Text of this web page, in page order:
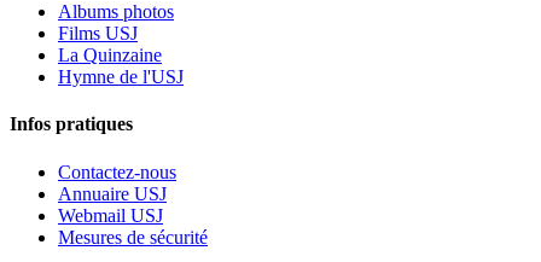
Albums photos
Films USJ
La Quinzaine
Hymne de l'USJ
Infos pratiques
Contactez-nous
Annuaire USJ
Webmail USJ
Mesures de sécurité